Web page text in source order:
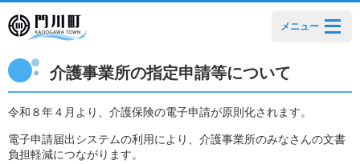
メニュー
介護事業所の指定申請等について
令和８年４月より、介護保険の電子申請が原則化されます。
電子申請届出システムの利用により、介護事業所のみなさんの文書
負担軽減につながります。